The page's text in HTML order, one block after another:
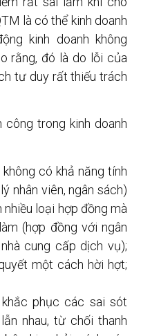
là có thể kinh doanh
kinh doanh không
rằng, đó là do lỗi của
tư duy rất thiếu trách
trong kinh doanh
có khả năng tính
nhân viên, ngân sách)
loại hợp đồng mà
(hợp đồng với ngân
cung cấp dịch vụ);
một cách hời hợt;
phục các sai sót
nhau, từ chối thanh